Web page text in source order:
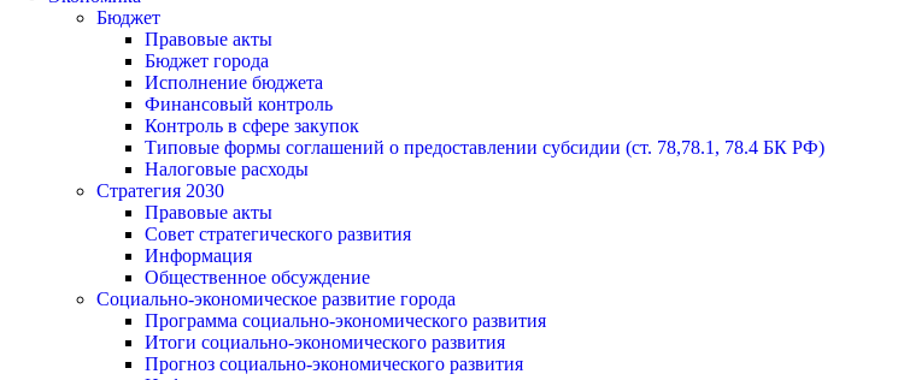
Бюджет
Правовые акты
Бюджет города
Исполнение бюджета
Финансовый контроль
Контроль в сфере закупок
Типовые формы соглашений о предоставлении субсидии (ст. 78,78.1, 78.4 БК РФ)
Налоговые расходы
Стратегия 2030
Правовые акты
Совет стратегического развития
Информация
Общественное обсуждение
Социально-экономическое развитие города
Программа социально-экономического развития
Итоги социально-экономического развития
Прогноз социально-экономического развития